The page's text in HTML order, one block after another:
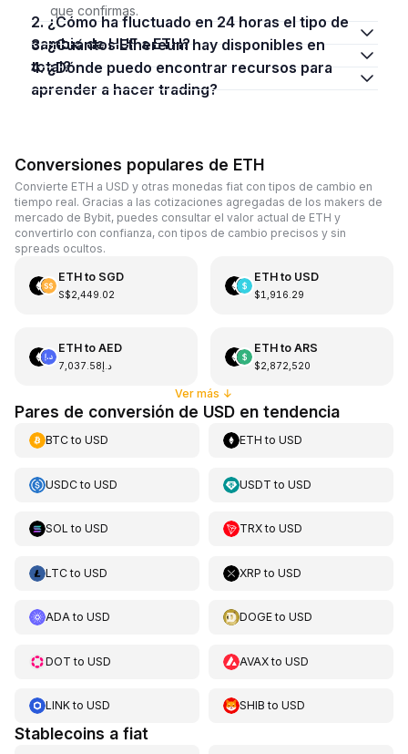
que confirmas.
2. ¿Cómo ha fluctuado en 24 horas el tipo de
cambio de HUF a ETH?
3. ¿Cuántos Ethereum hay disponibles en
total?
4. ¿Dónde puedo encontrar recursos para
aprender a hacer trading?
Conversiones populares de ETH
Convierte ETH a USD y otras monedas fiat con tipos de cambio en
tiempo real. Gracias a las cotizaciones agregadas de los makers de
mercado de Bybit, puedes consultar el valor actual de ETH y
convertirlo con confianza, con tipos de cambio precisos y sin
spreads ocultos.
ETHto SGD
S$2,449.02
ETHto USD
$1,916.29
ETHto AED
د.إ7,037.58
ETHto ARS
$2,872,520
Ver más ↓
Pares de conversión de USD en tendencia
BTCto USD ETH toUSD
USDCto USD USDT toUSD
SOL to USD TRXtoUSD
LTCto USD XRP toUSD
ADAto USD DOGEtoUSD
DOT to USD AVAXtoUSD
LINKto USD SHIB toUSD
Stablecoins a fiat